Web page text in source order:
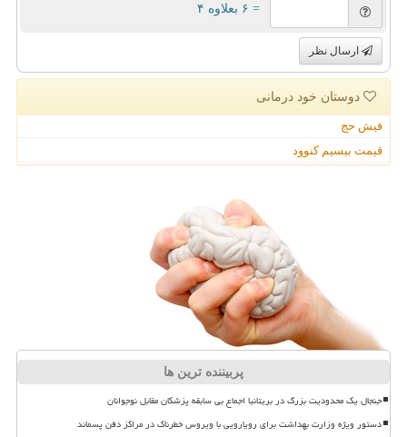
= ۶ بعلاوه ۴
ارسال نظر
دوستان خود درمانی
فیش حج
قیمت بیسیم کنوود
پربیننده ترین ها
جنجال یک محدودیت بزرگ در بریتانیا اجماع بی سابقه پزشکان مقابل نوجوانان
دستور ویژه وزارت بهداشت برای رویارویی با ویروس خطرناک در مراکز دفن پسماند